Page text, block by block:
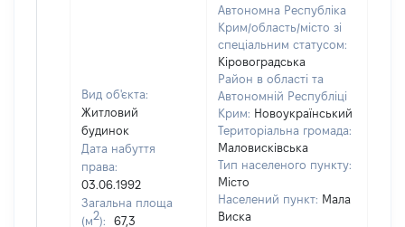
Вид об'єкта:
Житловий
будинок
Дата набуття
права:
03.06.1992
Загальна площа
(м2):
67,3
Автономна Республіка
Крим/область/місто зі
спеціальним статусом:
Кіровоградська
Район в області та
Автономній Республіці
Крим: Новоукраїнський
Територіальна громада:
Маловисківська
Тип населеного пункту:
Місто
Населений пункт: Мала
Виска